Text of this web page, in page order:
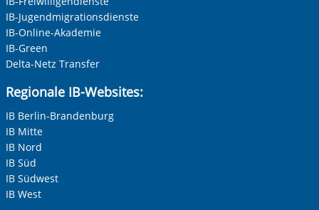
Nachname, Vorname*
Ihre E-Mail-Adresse
Ihre Telefonnummer
Datenschutzniveau gewährleistet ist, nicht ausgeschlossen
werden. Alle Informationen zum Schutz Ihrer Daten finden
Sie in unserer Datenschutzerklärung. Ihre Einwilligung
können Sie in unseren Datenschutzeinstellungen jederzeit
IB-Jugendmigrationsdienste
IB-Online-Akademie
IB-Green
Delta-Netz Transfer
Regionale IB-Websites:
IB Berlin-Brandenburg
IB Mitte
IB Nord
IB Süd
IB Südwest
IB West